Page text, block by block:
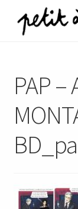
Aller
à
Aller
au
PAP –